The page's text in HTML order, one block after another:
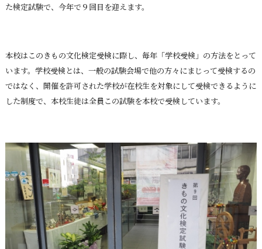
た検定試験で、今年で９回目を迎えます。
本校はこのきもの文化検定受検に際し、毎年「学校受検」の方法をとって
います。学校受検とは、一般の試験会場で他の方々にまじって受検するの
ではなく、開催を許可された学校が在校生を対象にして受検できるように
した制度で、本校生徒は全員この試験を本校で受検しています。